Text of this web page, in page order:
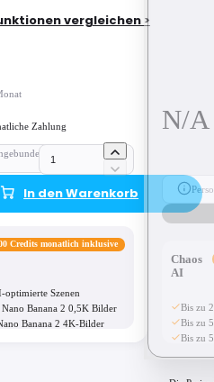
vergleichen >
Zahlung
In den Warenkorb
Credits monatlich inklusive
optimierte Szenen
Banana 2 0,5K Bilder
Banana 2 4K-Bilder
N/A
Chaos
AI
Bis zu
Bis zu
Bis zu